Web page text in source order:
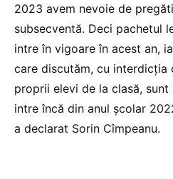
2023 avem nevoie de
subsecventă. Deci pachetul
intre în vigoare în acest an,
care discutăm, cu interdicția
proprii elevi de la clasă,
intre încă din anul școlar
a declarat Sorin Cîmpeanu.